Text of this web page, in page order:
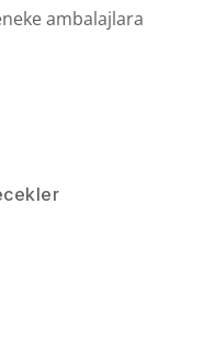
ambalajlara